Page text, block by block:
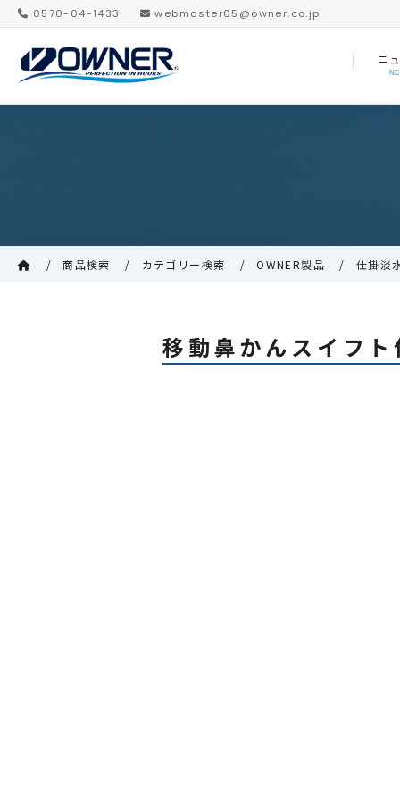
0570-04-1433 webmaster05@owner.co.jp
ニ
商品検索 カテゴリー検索 OWNER製品 仕掛淡
移動鼻かんスイフ